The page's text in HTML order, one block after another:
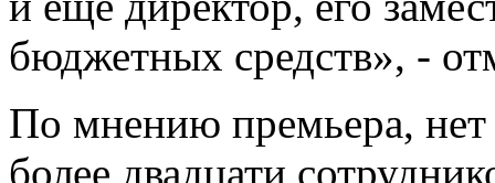
бюджетных средств», -
По мнению премьера, нет
более двадцати